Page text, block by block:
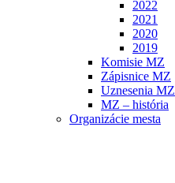
2022
2021
2020
2019
Komisie MZ
Zápisnice MZ
Uznesenia MZ
MZ – história
Organizácie mesta